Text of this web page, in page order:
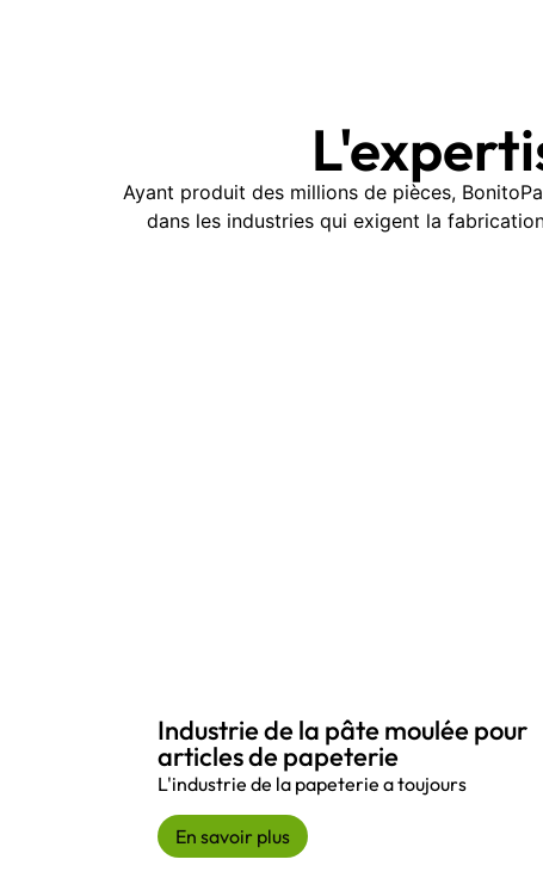
Ayant produit des millions de pièces,
dans les industries qui exigent la
Industrie de la pâte moulée pour
articles de papeterie
L'industrie de la papeterie a toujours
En savoir plus